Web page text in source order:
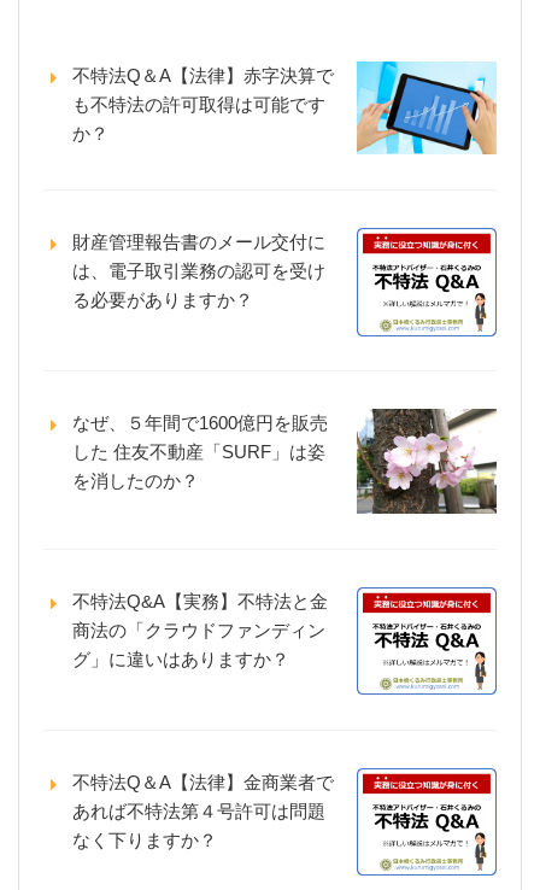
不特法Q＆A【法律】赤字決算で
も不特法の許可取得は可能です
か？
財産管理報告書のメール交付に
は、電子取引業務の認可を受け
る必要がありますか？
なぜ、５年間で1600億円を販売
した 住友不動産「SURF」は姿
を消したのか？
不特法Q&A【実務】不特法と金
商法の「クラウドファンディン
グ」に違いはありますか？
不特法Q＆A【法律】金商業者で
あれば不特法第４号許可は問題
なく下りますか？